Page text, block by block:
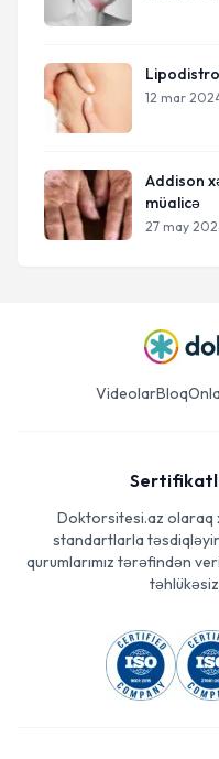
12 mar
Addison
müalicə
27 may
VideolarBloq
Doktorsitesi.az olaraq
standartlarla
qurumlarımız tərəfindən